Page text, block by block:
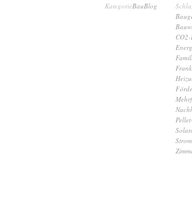
KategorieBauBlog